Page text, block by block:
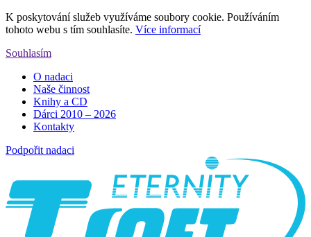
K poskytování služeb využíváme soubory cookie. Používáním
tohoto webu s tím souhlasíte. Více informací
Souhlasím
O nadaci
Naše činnost
Knihy a CD
Dárci 2010 – 2026
Kontakty
Podpořit nadaci